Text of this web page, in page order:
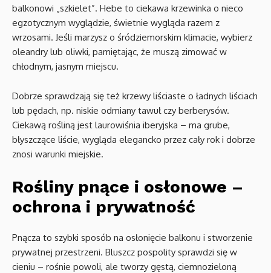
balkonowi „szkielet”. Hebe to ciekawa krzewinka o nieco
egzotycznym wyglądzie, świetnie wygląda razem z
wrzosami. Jeśli marzysz o śródziemorskim klimacie, wybierz
oleandry lub oliwki, pamiętając, że muszą zimować w
chłodnym, jasnym miejscu.
Dobrze sprawdzają się też krzewy liściaste o ładnych liściach
lub pędach, np. niskie odmiany tawuł czy berberysów.
Ciekawą rośliną jest laurowiśnia iberyjska – ma grube,
błyszczące liście, wygląda elegancko przez cały rok i dobrze
znosi warunki miejskie.
Rośliny pnące i osłonowe –
ochrona i prywatność
Pnącza to szybki sposób na osłonięcie balkonu i stworzenie
prywatnej przestrzeni. Bluszcz pospolity sprawdzi się w
cieniu – rośnie powoli, ale tworzy gęstą, ciemnozieloną